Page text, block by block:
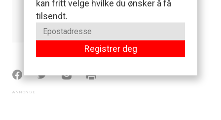
kan fritt velge hvilke du ønsker å få
tilsendt.
Registrer deg
Les hele omtalen